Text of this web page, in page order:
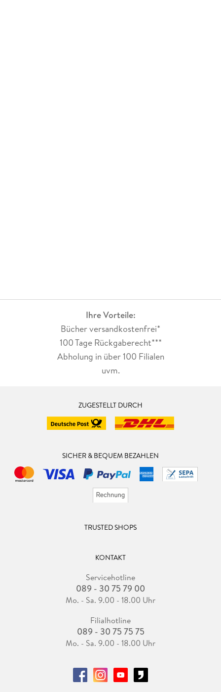
Ihre Vorteile:
Bücher versandkostenfrei*
100 Tage Rückgaberecht***
Abholung in über 100 Filialen
uvm.
ZUGESTELLT DURCH
SICHER & BEQUEM BEZAHLEN
TRUSTED SHOPS
KONTAKT
Servicehotline
089 - 30 75 79 00
Mo. - Sa. 9.00 - 18.00 Uhr
Filialhotline
089 - 30 75 75 75
Mo. - Sa. 9.00 - 18.00 Uhr